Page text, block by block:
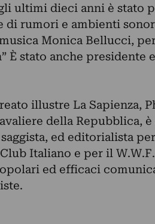
ultimi dieci anni è stato
di rumori e ambienti
Monica Bellucci,
È stato anche presidente
illustre La Sapienza,
della Repubblica,
ed editorialista
Italiano e per il
ed efficaci